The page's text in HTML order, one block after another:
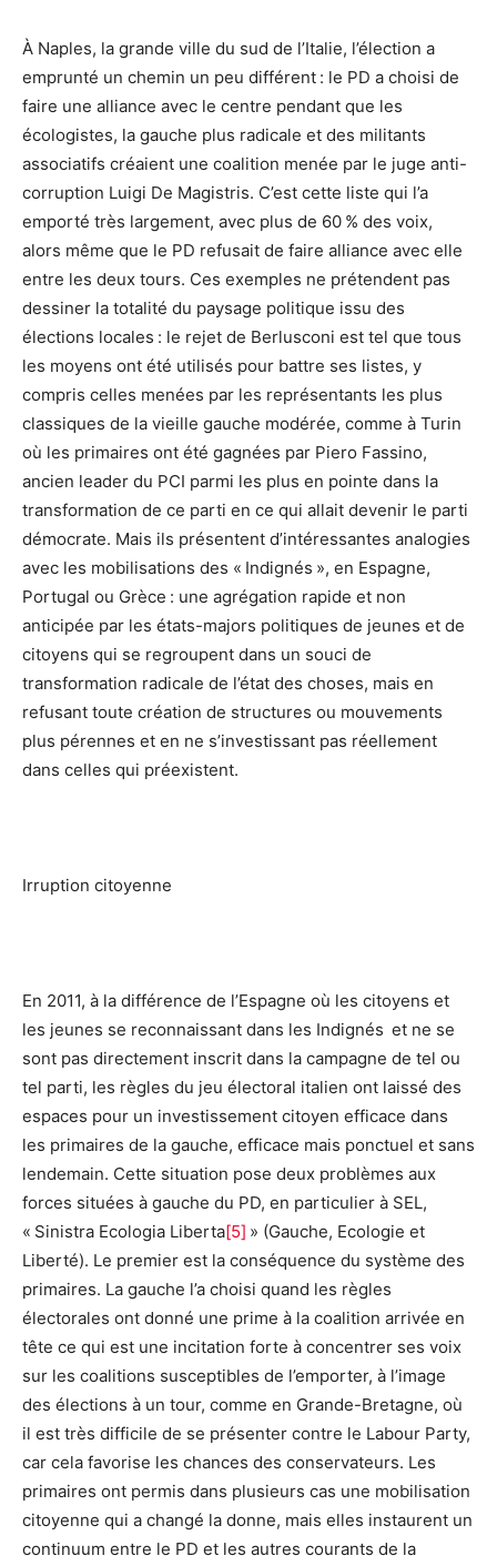
À Naples, la grande ville du sud de l’Italie, l’élection a
emprunté un chemin un peu différent : le PD a choisi de
faire une alliance avec le centre pendant que les
écologistes, la gauche plus radicale et des militants
associatifs créaient une coalition menée par le juge anti-
corruption Luigi De Magistris. C’est cette liste qui l’a
emporté très largement, avec plus de 60 % des voix,
alors même que le PD refusait de faire alliance avec elle
entre les deux tours. Ces exemples ne prétendent pas
dessiner la totalité du paysage politique issu des
élections locales : le rejet de Berlusconi est tel que tous
les moyens ont été utilisés pour battre ses listes, y
compris celles menées par les représentants les plus
classiques de la vieille gauche modérée, comme à Turin
où les primaires ont été gagnées par Piero Fassino,
ancien leader du PCI parmi les plus en pointe dans la
transformation de ce parti en ce qui allait devenir le parti
démocrate. Mais ils présentent d’intéressantes analogies
avec les mobilisations des « Indignés », en Espagne,
Portugal ou Grèce : une agrégation rapide et non
anticipée par les états-majors politiques de jeunes et de
citoyens qui se regroupent dans un souci de
transformation radicale de l’état des choses, mais en
refusant toute création de structures ou mouvements
plus pérennes et en ne s’investissant pas réellement
dans celles qui préexistent.
Irruption citoyenne
En 2011, à la différence de l’Espagne où les citoyens et
les jeunes se reconnaissant dans les Indignés et ne se
sont pas directement inscrit dans la campagne de tel ou
tel parti, les règles du jeu électoral italien ont laissé des
espaces pour un investissement citoyen efficace dans
les primaires de la gauche, efficace mais ponctuel et sans
lendemain. Cette situation pose deux problèmes aux
forces situées à gauche du PD, en particulier à SEL,
« Sinistra Ecologia Liberta[5] » (Gauche, Ecologie et
Liberté). Le premier est la conséquence du système des
primaires. La gauche l’a choisi quand les règles
électorales ont donné une prime à la coalition arrivée en
tête ce qui est une incitation forte à concentrer ses voix
sur les coalitions susceptibles de l’emporter, à l’image
des élections à un tour, comme en Grande-Bretagne, où
il est très difficile de se présenter contre le Labour Party,
car cela favorise les chances des conservateurs. Les
primaires ont permis dans plusieurs cas une mobilisation
citoyenne qui a changé la donne, mais elles instaurent un
continuum entre le PD et les autres courants de la